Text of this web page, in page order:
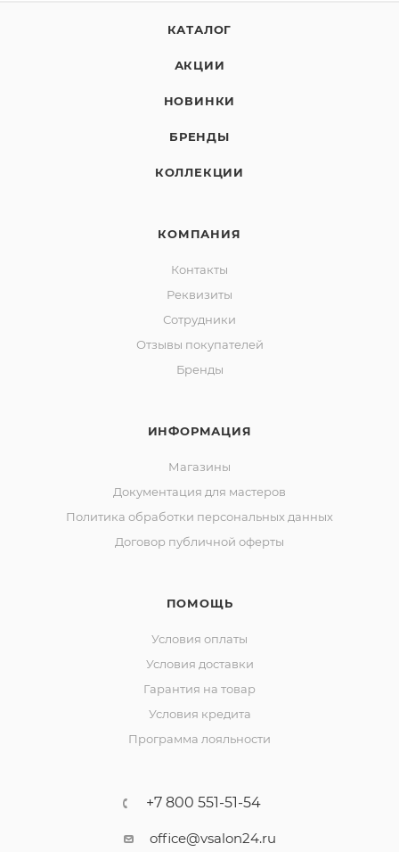
КАТАЛОГ
АКЦИИ
НОВИНКИ
БРЕНДЫ
КОЛЛЕКЦИИ
КОМПАНИЯ
Контакты
Реквизиты
Сотрудники
Отзывы покупателей
Бренды
ИНФОРМАЦИЯ
Магазины
Документация для мастеров
Политика обработки персональных данных
Договор публичной оферты
ПОМОЩЬ
Условия оплаты
Условия доставки
Гарантия на товар
Условия кредита
Программа лояльности
+7 800 551-51-54
office@vsalon24.ru